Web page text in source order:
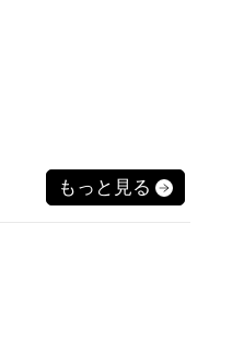
もっと見る